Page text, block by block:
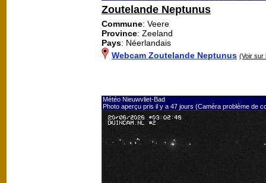
Zoutelande Neptunus
Commune: Veere
Province: Zeeland
Pays: Néerlandais
Webcam Zoutelande Neptunus (Voir sur
Météo Nieuwvliet-Bad
Photo aperçu pris il y a 47 jours (Caméra problème de